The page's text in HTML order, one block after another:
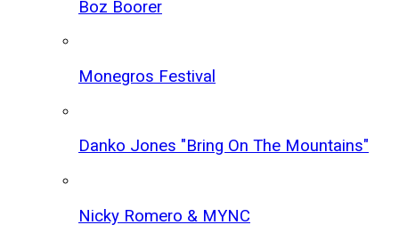
Boz Boorer
Monegros Festival
Danko Jones "Bring On The Mountains"
Nicky Romero & MYNC